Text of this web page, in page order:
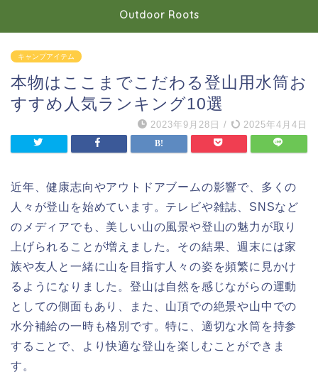
Outdoor Roots
キャンプアイテム
本物はここまでこだわる登山用水筒お
すすめ人気ランキング10選
2023年9月28日 / 2025年4月4日
近年、健康志向やアウトドアブームの影響で、多くの
人々が登山を始めています。テレビや雑誌、SNSなど
のメディアでも、美しい山の風景や登山の魅力が取り
上げられることが増えました。その結果、週末には家
族や友人と一緒に山を目指す人々の姿を頻繁に見かけ
るようになりました。登山は自然を感じながらの運動
としての側面もあり、また、山頂での絶景や山中での
水分補給の一時も格別です。特に、適切な水筒を持参
することで、より快適な登山を楽しむことができま
す。